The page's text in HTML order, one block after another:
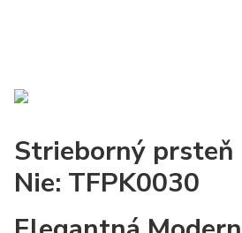
Strieborný prsteň
Nie: TFPK0030